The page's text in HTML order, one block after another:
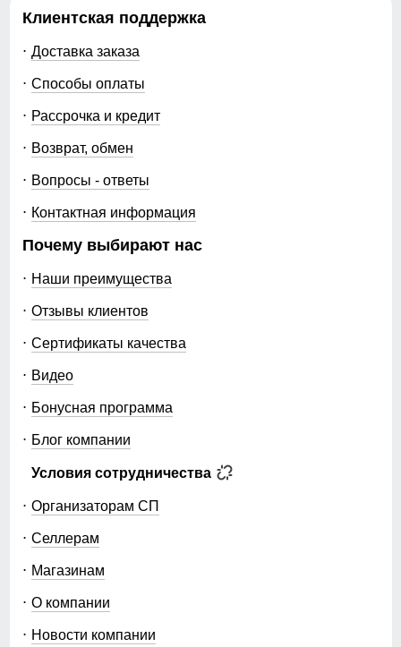
Клиентская поддержка
Доставка заказа
Способы оплаты
Рассрочка и кредит
Возврат, обмен
Вопросы - ответы
Контактная информация
Почему выбирают нас
Наши преимущества
Отзывы клиентов
Сертификаты качества
Видео
Бонусная программа
Блог компании
Условия сотрудничества
Организаторам СП
Селлерам
Магазинам
О компании
Новости компании